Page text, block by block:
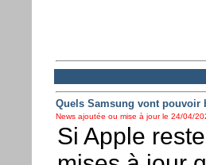
Quels Samsung vont pouvoir
News ajoutée ou mise à jour le 24/04/
Si Apple